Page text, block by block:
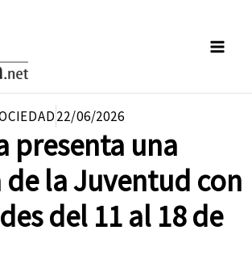
22/06/2026
presenta una
de la Juventud con
del 11 al 18 de